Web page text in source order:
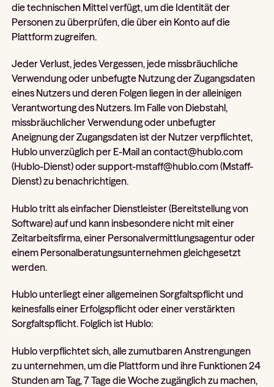
die technischen Mittel verfügt, um die Identität der
Personen zu überprüfen, die über ein Konto auf die
Plattform zugreifen.
Jeder Verlust, jedes Vergessen, jede missbräuchliche
Verwendung oder unbefugte Nutzung der Zugangsdaten
eines Nutzers und deren Folgen liegen in der alleinigen
Verantwortung des Nutzers. Im Falle von Diebstahl,
missbräuchlicher Verwendung oder unbefugter
Aneignung der Zugangsdaten ist der Nutzer verpflichtet,
Hublo unverzüglich per E-Mail an contact@hublo.com
(Hublo-Dienst) oder support-mstaff@hublo.com (Mstaff-
Dienst) zu benachrichtigen.
Hublo tritt als einfacher Dienstleister (Bereitstellung von
Software) auf und kann insbesondere nicht mit einer
Zeitarbeitsfirma, einer Personalvermittlungsagentur oder
einem Personalberatungsunternehmen gleichgesetzt
werden.
Hublo unterliegt einer allgemeinen Sorgfaltspflicht und
keinesfalls einer Erfolgspflicht oder einer verstärkten
Sorgfaltspflicht. Folglich ist Hublo:
Hublo verpflichtet sich, alle zumutbaren Anstrengungen
zu unternehmen, um die Plattform und ihre Funktionen 24
Stunden am Tag, 7 Tage die Woche zugänglich zu machen,